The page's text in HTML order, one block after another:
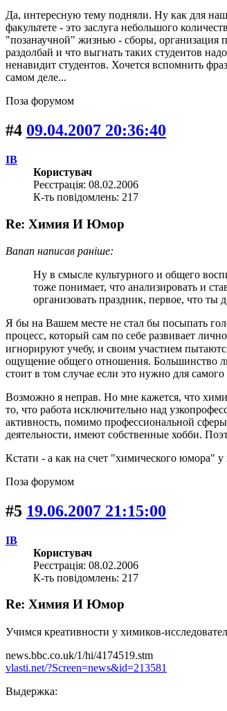
Да, интересную тему подняли. Ну как для
факультете - это заслуга небольшого
"позанаучной" жизнью - сборы, организация
раздолбай и что выгнать таких студентов
ненавидит студентов. Хочется вспомнить
самом деле...
Поза форумом
#4 09.04.2007 20:36:40
IB
Користувач
Реєстрація: 08.02.2006
К-ть повідомлень: 217
Re: Химия И Юмор
Banan написав раніше:
Ну в смысле культурного и общего
тоже понимает, что анализировать и
организовать праздник, первое, что ты
Я бы на Вашем месте не стал бы посыпать
процесс, который сам по себе развивает
игнорируют учебу, и своим участием
ощущение общего отношения. Большинство
стоит в том случае если это нужно для
Возможно я неправ. Но мне кажется, что
то, что работа исключительно над
активность, помимо профессиональной
деятельности, имеют собственные хобби.
Кстати - а как на счет "химического юмора"
Поза форумом
#5 19.06.2007 21:15:00
IB
Користувач
Реєстрація: 08.02.2006
К-ть повідомлень: 217
Re: Химия И Юмор
Учимся креативности у химиков-
news.bbc.co.uk/1/hi/4174519.stm
vlasti.net/?Screen=news&id=213581
Выдержка: